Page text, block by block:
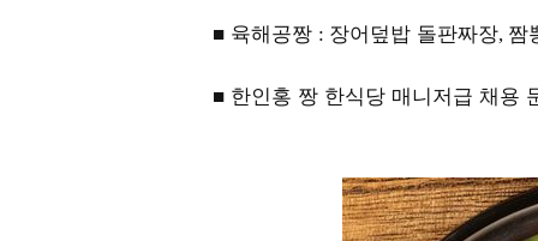
■ 육해공짱 : 장어덮밥 돌판짜장, 짬
■ 한인홍 짱 한식당 매니저급 채용